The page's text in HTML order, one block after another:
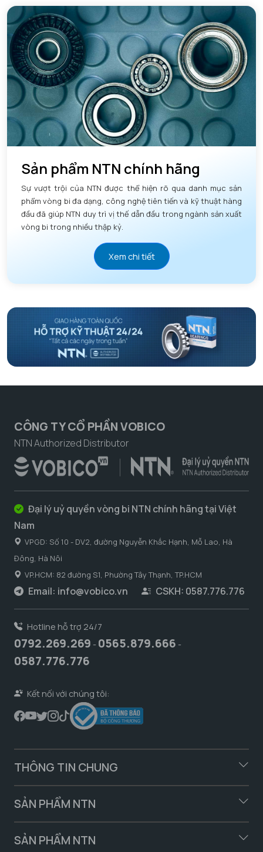
Sản phẩm NTN chính hãng
Sự vượt trội của NTN được thể hiện rõ qua danh mục sản
phẩm vòng bi đa dạng, công nghệ tiên tiến và kỹ thuật hàng
đầu đã giúp NTN duy trì vị thế dẫn đầu trong ngành sản xuất
vòng bi trong nhiều thập kỷ.
Xem chi tiết
CÔNG TY CỔ PHẦN VOBICO
NTN Authorized Distributor
Đại lý uỷ quyền vòng bi NTN chính hãng tại Việt
Nam
VPGD: Số 10 - DV2, đường Nguyễn Khắc Hạnh, Mỗ Lao, Hà
Đông, Hà Nôi
VP.HCM: 82 đường S1, Phường Tây Thạnh, TP.HCM
Email: info@vobico.vn CSKH: 0587.776.776
Hotline hỗ trợ 24/7
0792.269.269 - 0565.879.666 -
0587.776.776
Kết nối với chúng tôi:
THÔNG TIN CHUNG
SẢN PHẨM NTN
SẢN PHẨM NTN